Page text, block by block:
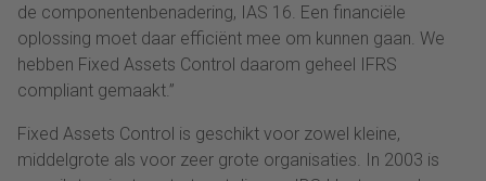
de componentenbenadering, IAS 16. Een financiële
oplossing moet daar efficiënt mee om kunnen gaan. We
hebben Fixed Assets Control daarom geheel IFRS
compliant gemaakt.”
Fixed Assets Control is geschikt voor zowel kleine,
middelgrote als voor zeer grote organisaties. In 2003 is